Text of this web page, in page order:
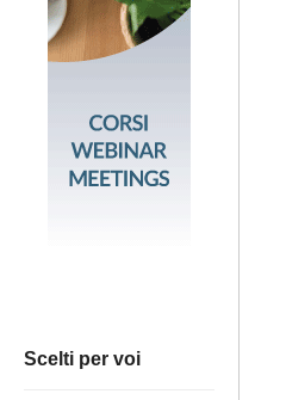
Scelti per voi